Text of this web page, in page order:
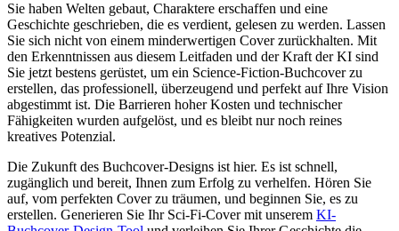
Sie haben Welten gebaut, Charaktere erschaffen und eine
Geschichte geschrieben, die es verdient, gelesen zu werden. Lassen
Sie sich nicht von einem minderwertigen Cover zurückhalten. Mit
den Erkenntnissen aus diesem Leitfaden und der Kraft der KI sind
Sie jetzt bestens gerüstet, um ein Science-Fiction-Buchcover zu
erstellen, das professionell, überzeugend und perfekt auf Ihre Vision
abgestimmt ist. Die Barrieren hoher Kosten und technischer
Fähigkeiten wurden aufgelöst, und es bleibt nur noch reines
kreatives Potenzial.
Die Zukunft des Buchcover-Designs ist hier. Es ist schnell,
zugänglich und bereit, Ihnen zum Erfolg zu verhelfen. Hören Sie
auf, vom perfekten Cover zu träumen, und beginnen Sie, es zu
erstellen. Generieren Sie Ihr Sci-Fi-Cover mit unserem KI-